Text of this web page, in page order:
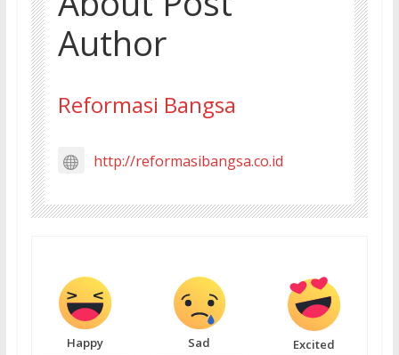
Author
Reformasi Bangsa
http://reformasibangsa.co.id
Happy Sad Excited